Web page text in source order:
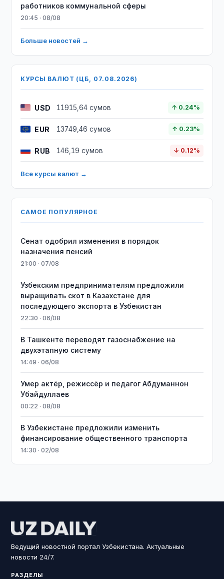
работников коммунальной сферы
20:45 · 08/08
Больше новостей →
КУРСЫ ВАЛЮТ (ЦБ, 07.08.2026)
USD 11915,64 сумов ↑ 0.24%
EUR 13749,46 сумов ↑ 0.23%
RUB 146,19 сумов ↓ 0.12%
Все курсы валют →
САМОЕ ПОПУЛЯРНОЕ
Сенат одобрил изменения в порядок
назначения пенсий
21:00 · 07/08
Узбекским предпринимателям предложили
выращивать скот в Казахстане для
последующего экспорта в Узбекистан
22:30 · 06/08
В Ташкенте переводят газоснабжение на
двухэтапную систему
14:49 · 06/08
Умер актёр, режиссёр и педагог Абдуманнон
Убайдуллаев
00:22 · 08/08
В Узбекистане предложили изменить
финансирование общественного транспорта
14:30 · 02/08
Ведущий новостной портал Узбекистана. Актуальные
новости 24/7.
РАЗДЕЛЫ